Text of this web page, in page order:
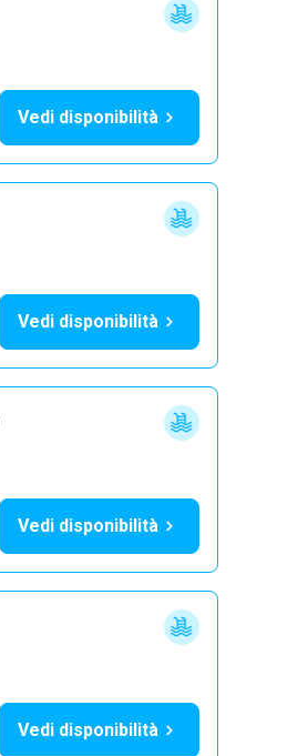
Vedi disponibilità
Vedi disponibilità
Vedi disponibilità
Vedi disponibilità